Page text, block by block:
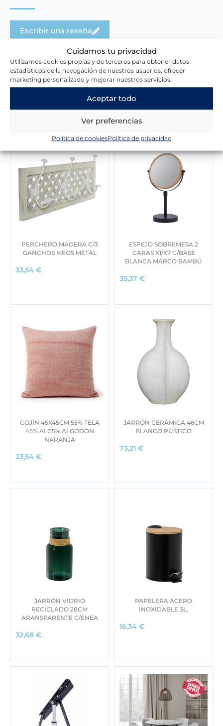
Cuidamos tu privacidad
Utilizamos cookies propias y de terceros para obtener datos
estadísticos de la navegación de nuestros usuarios, ofrecer
marketing personalizado y mejorar nuestros servicios.
Aceptar todo
Ver preferencias
Política de cookiesPolítica de privacidad
Escribir una reseña
Novedades en la tienda
PERCHERO MADERA C/3
GANCHOS MEOS METAL
33,54 €
ESPEJO SOBREMESA 2
CARAS X1/X7 C/BASE
BLANCA MARCO BAMBÚ
35,37 €
COJÍN 45X45CM 55% TELA
45% ALG5% ALGODÓN
NARANJA
23,54 €
JARRÓN CERÁMICA 46CM
BLANCO RÚSTICO
73,21 €
JARRÓN VIDRIO
RECICLADO 28CM
ARANSPARENTE C/ENEA
32,68 €
PAPELERA ACERO
INOXIDABLE 3L.
16,34 €